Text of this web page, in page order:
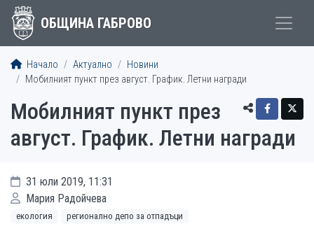
ОБЩИНА ГАБРОВО
Начало Актуално
Новини
Мобилният пункт през август. График. Летни награди
Мобилният пункт през
август. График. Летни награди
31 юли 2019, 11:31
Мария Радойчева
екология регионално депо за отпадъци